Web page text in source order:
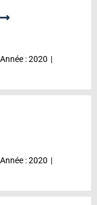
⟶
Année :2020
Année :2020